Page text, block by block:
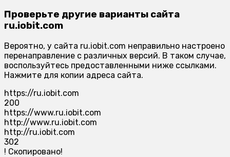
Проверьте другие варианты сайта
ru.iobit.com
Вероятно, у сайта ru.iobit.com неправильно настроено
перенаправление с различных версий. В таком случае,
воспользуйтесь предоставленными ниже ссылками.
Нажмите для копии адреса сайта.
https://ru.iobit.com
200
https://www.ru.iobit.com
http://www.ru.iobit.com
http://ru.iobit.com
302
! Скопировано!